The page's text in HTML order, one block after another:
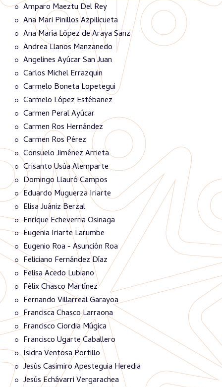
Amparo Maeztu Del Rey
Ana Mari Pinillos Azpilicueta
Ana María López de Araya Sanz
Andrea Llanos Manzanedo
Angelines Ayúcar San Juan
Carlos Michel Errazquin
Carmelo Boneta Lopetegui
Carmelo López Estébanez
Carmen Peral Ayúcar
Carmen Ros Hernández
Carmen Ros Pérez
Consuelo Jiménez Arrieta
Crisanto Usúa Alemparte
Domingo Llauró Campos
Eduardo Muguerza Iriarte
Elisa Juániz Berzal
Enrique Echeverria Osinaga
Eugenia Iriarte Larumbe
Eugenio Roa - Asunción Roa
Feliciano Fernández Díaz
Felisa Acedo Lubiano
Félix Chasco Martínez
Fernando Villarreal Garayoa
Francisca Chasco Larraona
Francisco Ciordia Múgica
Francisco Ugarte Caballero
Isidra Ventosa Portillo
Jesús Casimiro Apesteguia Heredia
Jesús Echávarri Vergarachea